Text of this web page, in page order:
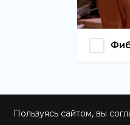
Пользуясь сайтом, вы